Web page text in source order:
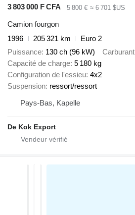
3 803 000 F CFA 5 800 € ≈ 6 701 $US
Camion fourgon
1996
205 321 km
Euro 2
Puissance 130 ch (96 kW) Carburant
Capacité de charge 5 180 kg
Configuration de l'essieu 4x2
Suspension ressort/ressort
Pays-Bas, Kapelle
De Kok Export